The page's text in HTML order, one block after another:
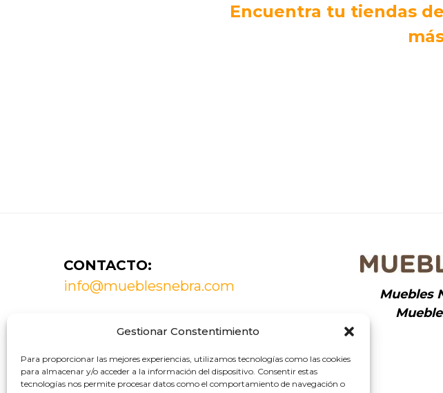
Gestionar Constentimiento
Para proporcionar las mejores experiencias, utilizamos tecnologías como las cookies
para almacenar y/o acceder a la información del dispositivo. Consentir estas
tecnologías nos permite procesar datos como el comportamiento de navegación o
Encuentra tu tiendas
CONTACTO:
info@mueblesnebra.com
Marcas de muebles
Muebles